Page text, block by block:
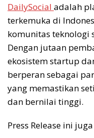
DailySocial adalah
terkemuka di
komunitas teknologi
Dengan jutaan
ekosistem startup
berperan sebagai
yang memastikan
dan bernilai tinggi.
Press Release ini